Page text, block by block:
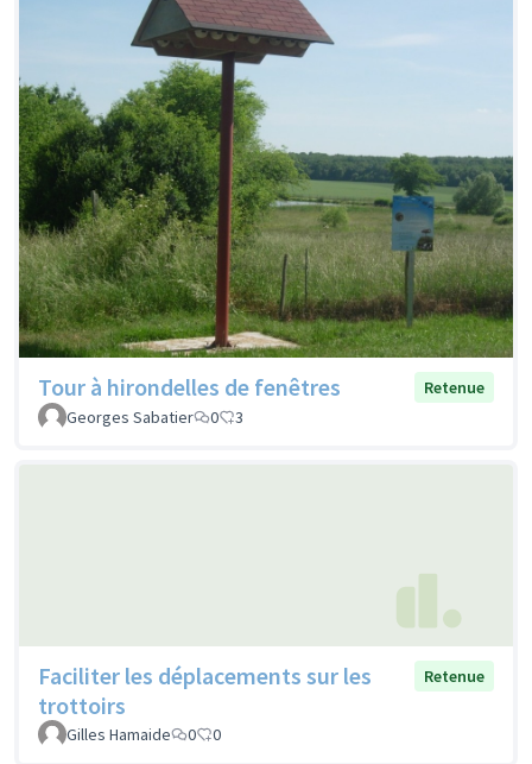
Tour à hirondelles de fenêtres
Retenue
Georges Sabatier
0 3
Faciliter les déplacements sur les
trottoirs
Retenue
Gilles Hamaide 0 0